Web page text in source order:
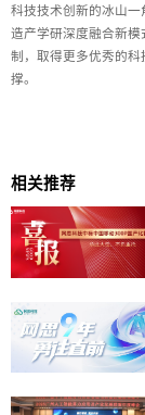
科技技术创新的冰山
造产学研深度融合新模
制，取得更多优秀的
撑。
相关推荐